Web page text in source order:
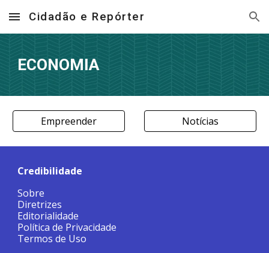
Skip to main content Skip to navigation
Cidadão e Repórter
ECONOMIA
Empreender Notícias
Credibilidade
Sobre
Diretrizes
Editorialidade
Política de Privacidade
Termos de Uso